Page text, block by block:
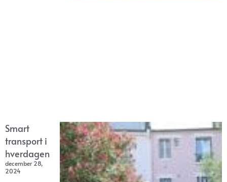
Smart
transport i
hverdagen
december 28,
2024